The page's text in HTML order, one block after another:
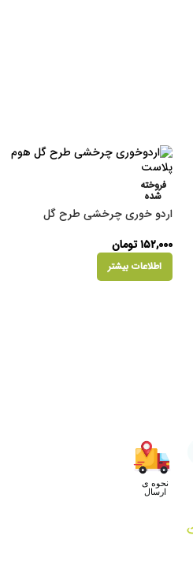
فروخته
شده
اردو خوری چرخشی طرح گل
۱۵۲,۰۰۰تومان
اطلاعات بیشتر
نحوه ی
ارسال